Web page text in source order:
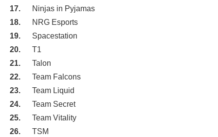
Ninjas in Pyjamas
NRG Esports
Spacestation
T1
Talon
Team Falcons
Team Liquid
Team Secret
Team Vitality
TSM